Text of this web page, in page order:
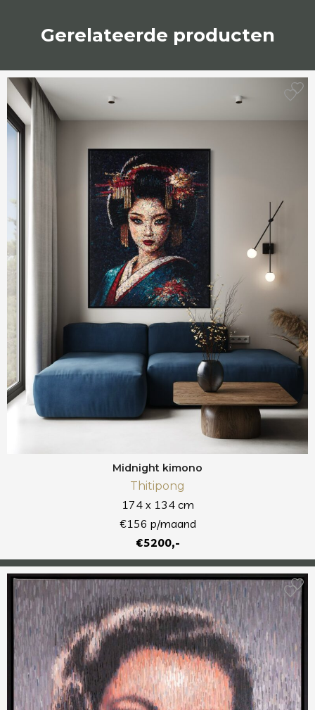
Gerelateerde producten
Midnight kimono
Thitipong
174 x 134 cm
€156 p/maand
€5200,-